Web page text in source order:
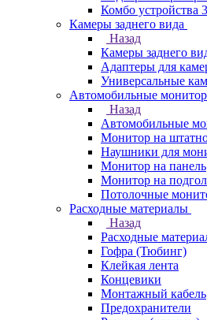
Комбо устройства
Камеры заднего вида
Назад
Камеры заднего
Адаптеры для
Универсальные
Автомобильные
Назад
Автомобильные
Монитор на
Наушники для
Монитор на панель
Монитор на
Потолочные
Расходные материалы
Назад
Расходные
Гофра (Тюбинг)
Клейкая лента
Концевики
Монтажный кабель
Предохранители